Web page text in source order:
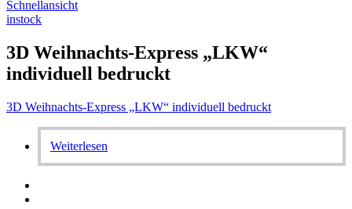
Schnellansicht
instock
3D Weihnachts-Express „LKW“
individuell bedruckt
3D Weihnachts-Express „LKW“ individuell bedruckt
Weiterlesen